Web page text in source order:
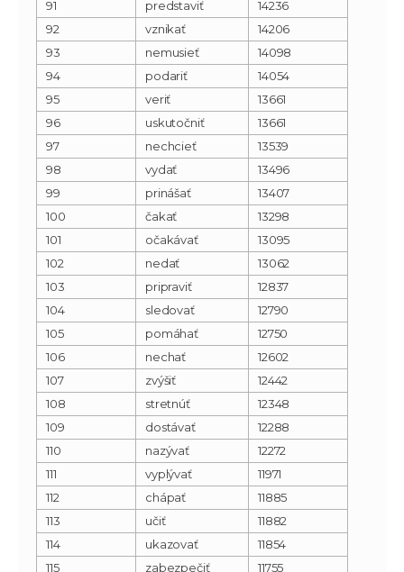
91 predstaviť
14236
92
vznikať
14206
93
nemusieť
14098
94
podariť
14054
95
veriť
13661
96
uskutočniť
13661
97
nechcieť
13539
98
vydať
13496
99
prinášať
13407
100
čakať
13298
101
očakávať
13095
102
nedať
13062
103
pripraviť
12837
104
sledovať
12790
105
pomáhať
12750
106
nechať
12602
107
zvýšiť
12442
108
stretnúť
12348
109
dostávať
12288
110
nazývať
12272
111
vyplývať
11971
112
chápať
11885
113
učiť
11882
114
ukazovať
11854
115
zabezpečiť
11755